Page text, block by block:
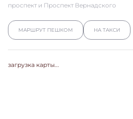
проспект и Проспект Вернадского
МАРШРУТ ПЕШКОМ НА ТАКСИ
загрузка карты...